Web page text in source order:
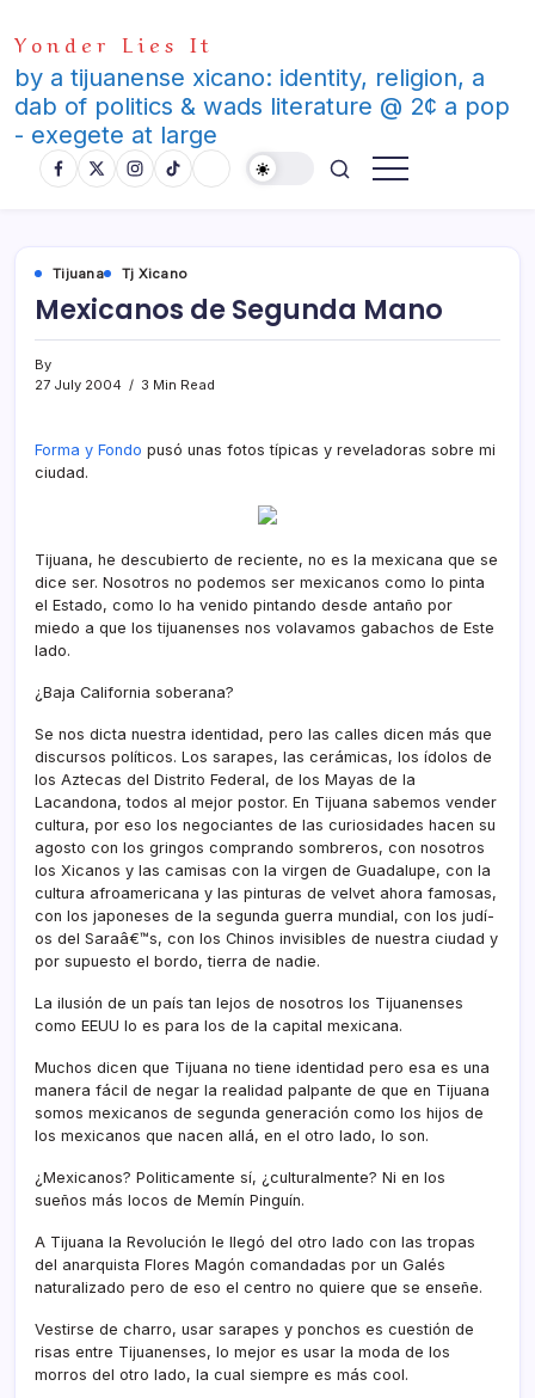
to
content
Yonder Lies It
by a tijuanense xicano: identity, religion, a
dab of politics & wads literature @ 2¢ a pop
- exegete at large
Tijuana Tj Xicano
Mexicanos de Segunda Mano
By
27 July 2004
3 Min Read
Forma y Fondo pusó unas fotos tí­picas y reveladoras sobre mi
ciudad.
Tijuana, he descubierto de reciente, no es la mexicana que se
dice ser. Nosotros no podemos ser mexicanos como lo pinta
el Estado, como lo ha venido pintando desde antaño por
miedo a que los tijuanenses nos volavamos gabachos de Este
lado.
¿Baja California soberana?
Se nos dicta nuestra identidad, pero las calles dicen más que
discursos polí­ticos. Los sarapes, las cerámicas, los í­dolos de
los Aztecas del Distrito Federal, de los Mayas de la
Lacandona, todos al mejor postor. En Tijuana sabemos vender
cultura, por eso los negociantes de las curiosidades hacen su
agosto con los gringos comprando sombreros, con nosotros
los Xicanos y las camisas con la virgen de Guadalupe, con la
cultura afroamericana y las pinturas de velvet ahora famosas,
con los japoneses de la segunda guerra mundial, con los judí­
os del Saraâ€™s, con los Chinos invisibles de nuestra ciudad y
por supuesto el bordo, tierra de nadie.
La ilusión de un paí­s tan lejos de nosotros los Tijuanenses
como EEUU lo es para los de la capital mexicana.
Muchos dicen que Tijuana no tiene identidad pero esa es una
manera fácil de negar la realidad palpante de que en Tijuana
somos mexicanos de segunda generación como los hijos de
los mexicanos que nacen allá, en el otro lado, lo son.
¿Mexicanos? Politicamente sí­, ¿culturalmente? Ni en los
sueños más locos de Memí­n Pinguí­n.
A Tijuana la Revolución le llegó del otro lado con las tropas
del anarquista Flores Magón comandadas por un Galés
naturalizado pero de eso el centro no quiere que se enseñe.
Vestirse de charro, usar sarapes y ponchos es cuestión de
risas entre Tijuanenses, lo mejor es usar la moda de los
morros del otro lado, la cual siempre es más cool.